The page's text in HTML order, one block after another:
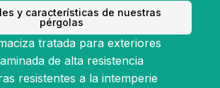
y características de nuestras
pérgolas
tratada para exteriores
de alta resistencia
resistentes a la intemperie